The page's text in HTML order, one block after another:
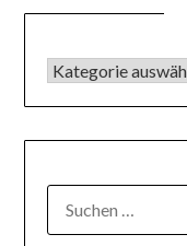
KATEGORIEN
NACH: